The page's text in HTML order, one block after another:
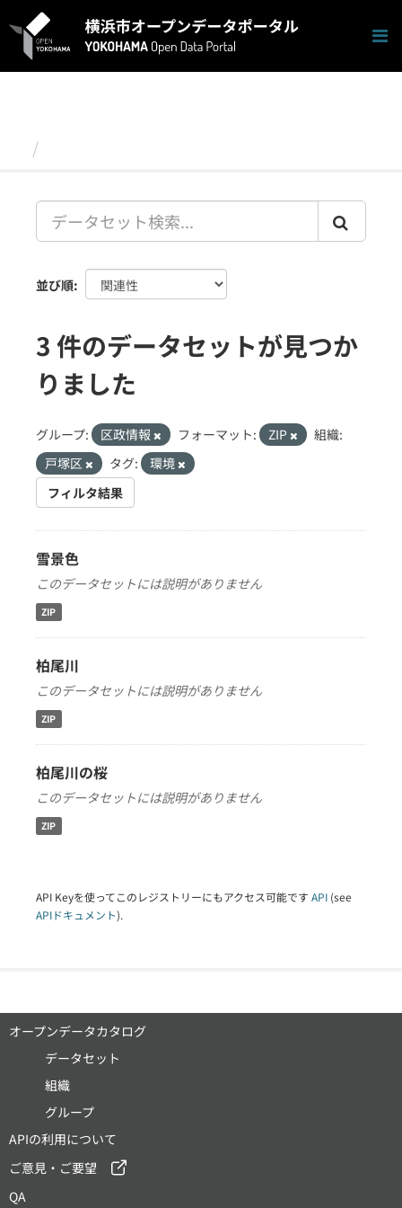
キ
並び順
3 件のデータセットが見つか
りました
グループ: 区政情報 フォーマット: ZIP
組織:
戸塚区
タグ:
環境
フィルタ結果
雪景色
このデータセットには説明がありません
ZIP
柏尾川
このデータセットには説明がありません
ZIP
柏尾川の桜
このデータセットには説明がありません
ZIP
API Keyを使ってこのレジストリーにもアクセス可能です API (see
APIドキュメント).
オープンデータカタログ
データセット
組織
グループ
APIの利用について
ご意見・ご要望
QA